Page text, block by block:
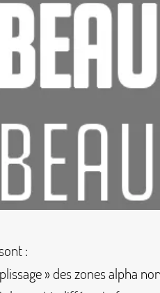
:
» des zones alpha